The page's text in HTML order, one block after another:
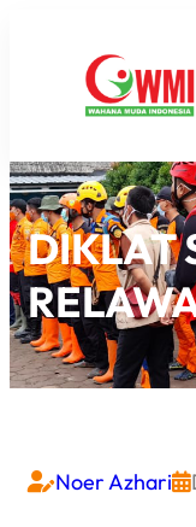
DIKLAT
Noer Azhari